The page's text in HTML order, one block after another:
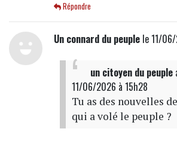
Répondre
Un connard du peuplele 11/06/
un citoyen du peuple
11/06/2026 à 15h28
Tu as des nouvelles
qui a volé le peuple ?